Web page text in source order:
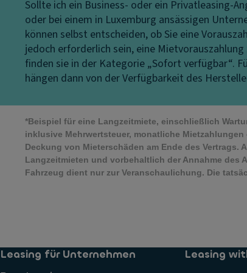
Sollte ich ein Business- oder ein Privatleasing-
oder bei einem in Luxemburg ansässigen
können selbst entscheiden, ob Sie eine
jedoch erforderlich sein, eine
finden sie in der Kategorie „Sofort verfügbar“.
hängen dann von der Verfügbarkeit des
*Beispiel für eine Langzeitmiete, einschließlich
inklusive Mehrwertsteuer, monatliche
Deckung von Mieterschäden am Ende des
Langzeitmieten und vorbehaltlich der Annahme des
Fahrzeug dient nur zur Veranschaulichung. Die
Leasing für Unternehmen
Leasing